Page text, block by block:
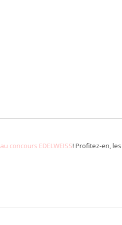
au concours EDELWEISS! Profitez-en,